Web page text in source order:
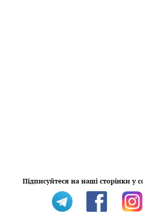
Підписуйтеся на наші сторінки у